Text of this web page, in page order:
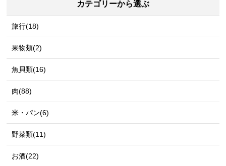
カテゴリーから選ぶ
旅行(18)
果物類(2)
魚貝類(16)
肉(88)
米・パン(6)
野菜類(11)
お酒(22)